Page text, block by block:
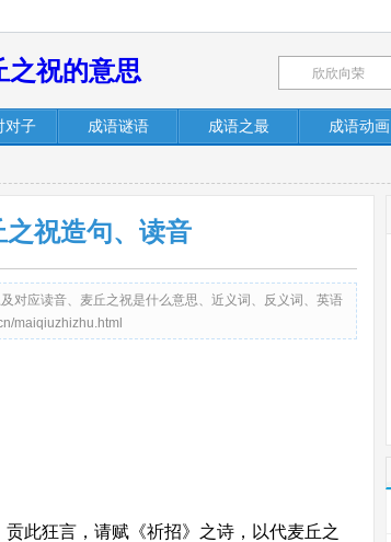
之祝的意思
对子 成语谜语 成语之最 成语动画
祝造句、读音
对应读音、麦丘之祝是什么意思、近义词、反义词、英语
maiqiuzhizhu.html
此狂言，请赋《祈招》之诗，以代麦丘之